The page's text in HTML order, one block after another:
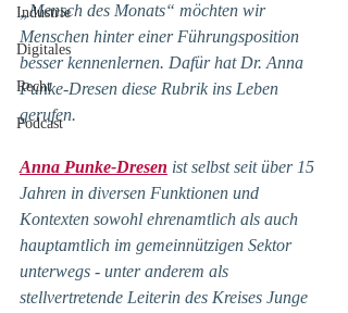
Industrie
Digitales
Recht
Podcast
„Mensch des Monats“ möchten wir
Menschen hinter einer Führungsposition
besser kennenlernen. Dafür hat Dr. Anna
Punke-Dresen diese Rubrik ins Leben
gerufen.
Anna Punke-Dresen ist selbst seit über 15
Jahren in diversen Funktionen und
Kontexten sowohl ehrenamtlich als auch
hauptamtlich im gemeinnützigen Sektor
unterwegs - unter anderem als
stellvertretende Leiterin des Kreises Junge